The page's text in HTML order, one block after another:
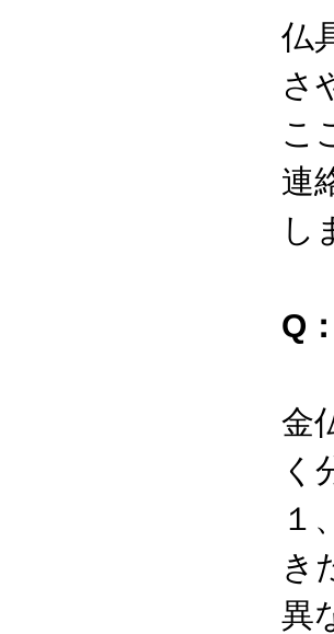
仏
さ
こ
連
し
Q
金
く
１
き
異